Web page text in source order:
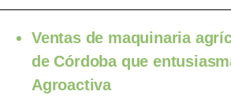
Ventas de maquinaria
de Córdoba que
Agroactiva